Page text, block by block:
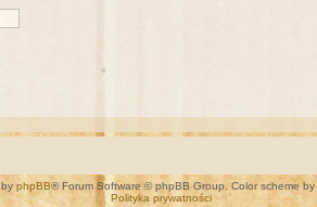
phpBB® Forum Software © phpBB Group. Color scheme by
Polityka prywatności